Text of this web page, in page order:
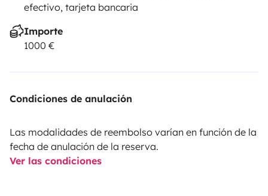
efectivo, tarjeta bancaria
Importe
1000 €
Condiciones de anulación
Las modalidades de reembolso varían en función de la
fecha de anulación de la reserva.
Ver las condiciones